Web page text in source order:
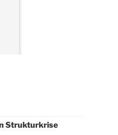
Strukturkrise